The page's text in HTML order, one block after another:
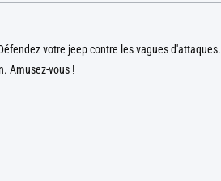
votre jeep contre les vagues d'attaques.
Amusez-vous !